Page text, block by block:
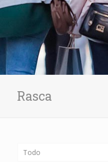
Rasca
Todo